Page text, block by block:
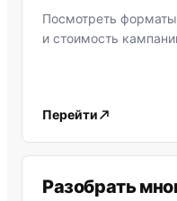
Посмотреть
и стоимость
Перейти
Разобрать